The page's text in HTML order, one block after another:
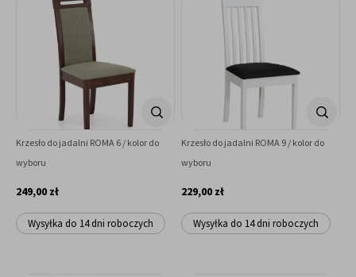
Krzesło do jadalni ROMA 6 / kolor do
wyboru
249,00 zł
Wysyłka do 14 dni roboczych
Krzesło do jadalni ROMA 9 / kolor do
wyboru
229,00 zł
Wysyłka do 14 dni roboczych